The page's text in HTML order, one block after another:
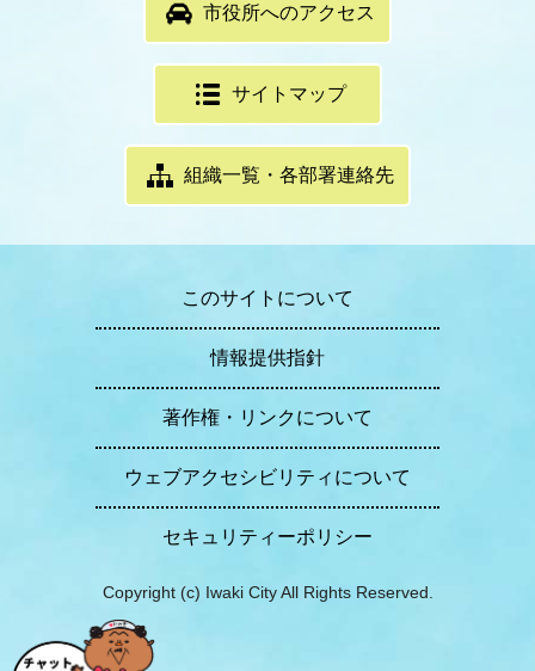
市役所へのアクセス
サイトマップ
組織一覧・各部署連絡先
このサイトについて
情報提供指針
著作権・リンクについて
ウェブアクセシビリティについて
セキュリティーポリシー
Copyright (c) Iwaki City All Rights Reserved.